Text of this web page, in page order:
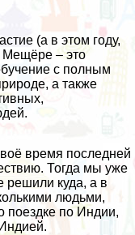
(а в этом году,
Мещёре – это
с полным
а также
время последней
Тогда мы уже
решили куда, а в
людьми,
поездке по Индии,
Индией.